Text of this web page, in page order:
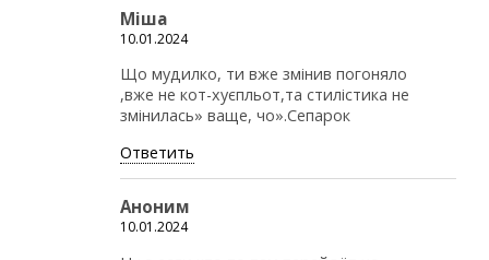
Міша
10.01.2024
Що мудилко, ти вже змінив погоняло
,вже не кот-хуєпльот,та стилістика не
змінилась» ваще, чо».Сепарок
Ответить
Аноним
10.01.2024